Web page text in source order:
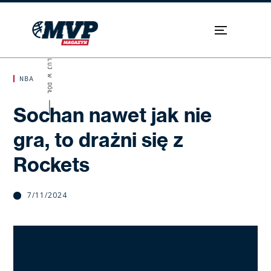
NBA
Sochan nawet jak nie
gra, to drażni się z
Rockets
7/11/2024
SKROLUJ W DÓŁ